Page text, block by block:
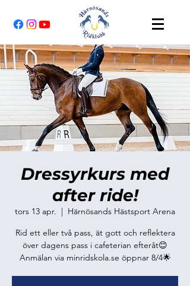
Dressyrkurs med
after ride!
tors 13 apr.
  |
Härnösands Hästsport Arena
Rid ett eller två pass, ät gott och reflektera
över dagens pass i cafeterian efteråt😊
Anmälan via minridskola.se öppnar 8/4🌟